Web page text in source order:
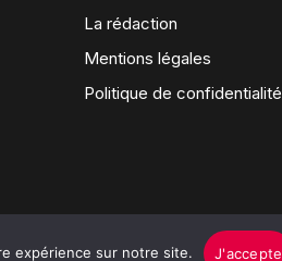
La rédaction
Mentions légales
Politique de confidentialité
expérience sur notre site. J'accepte